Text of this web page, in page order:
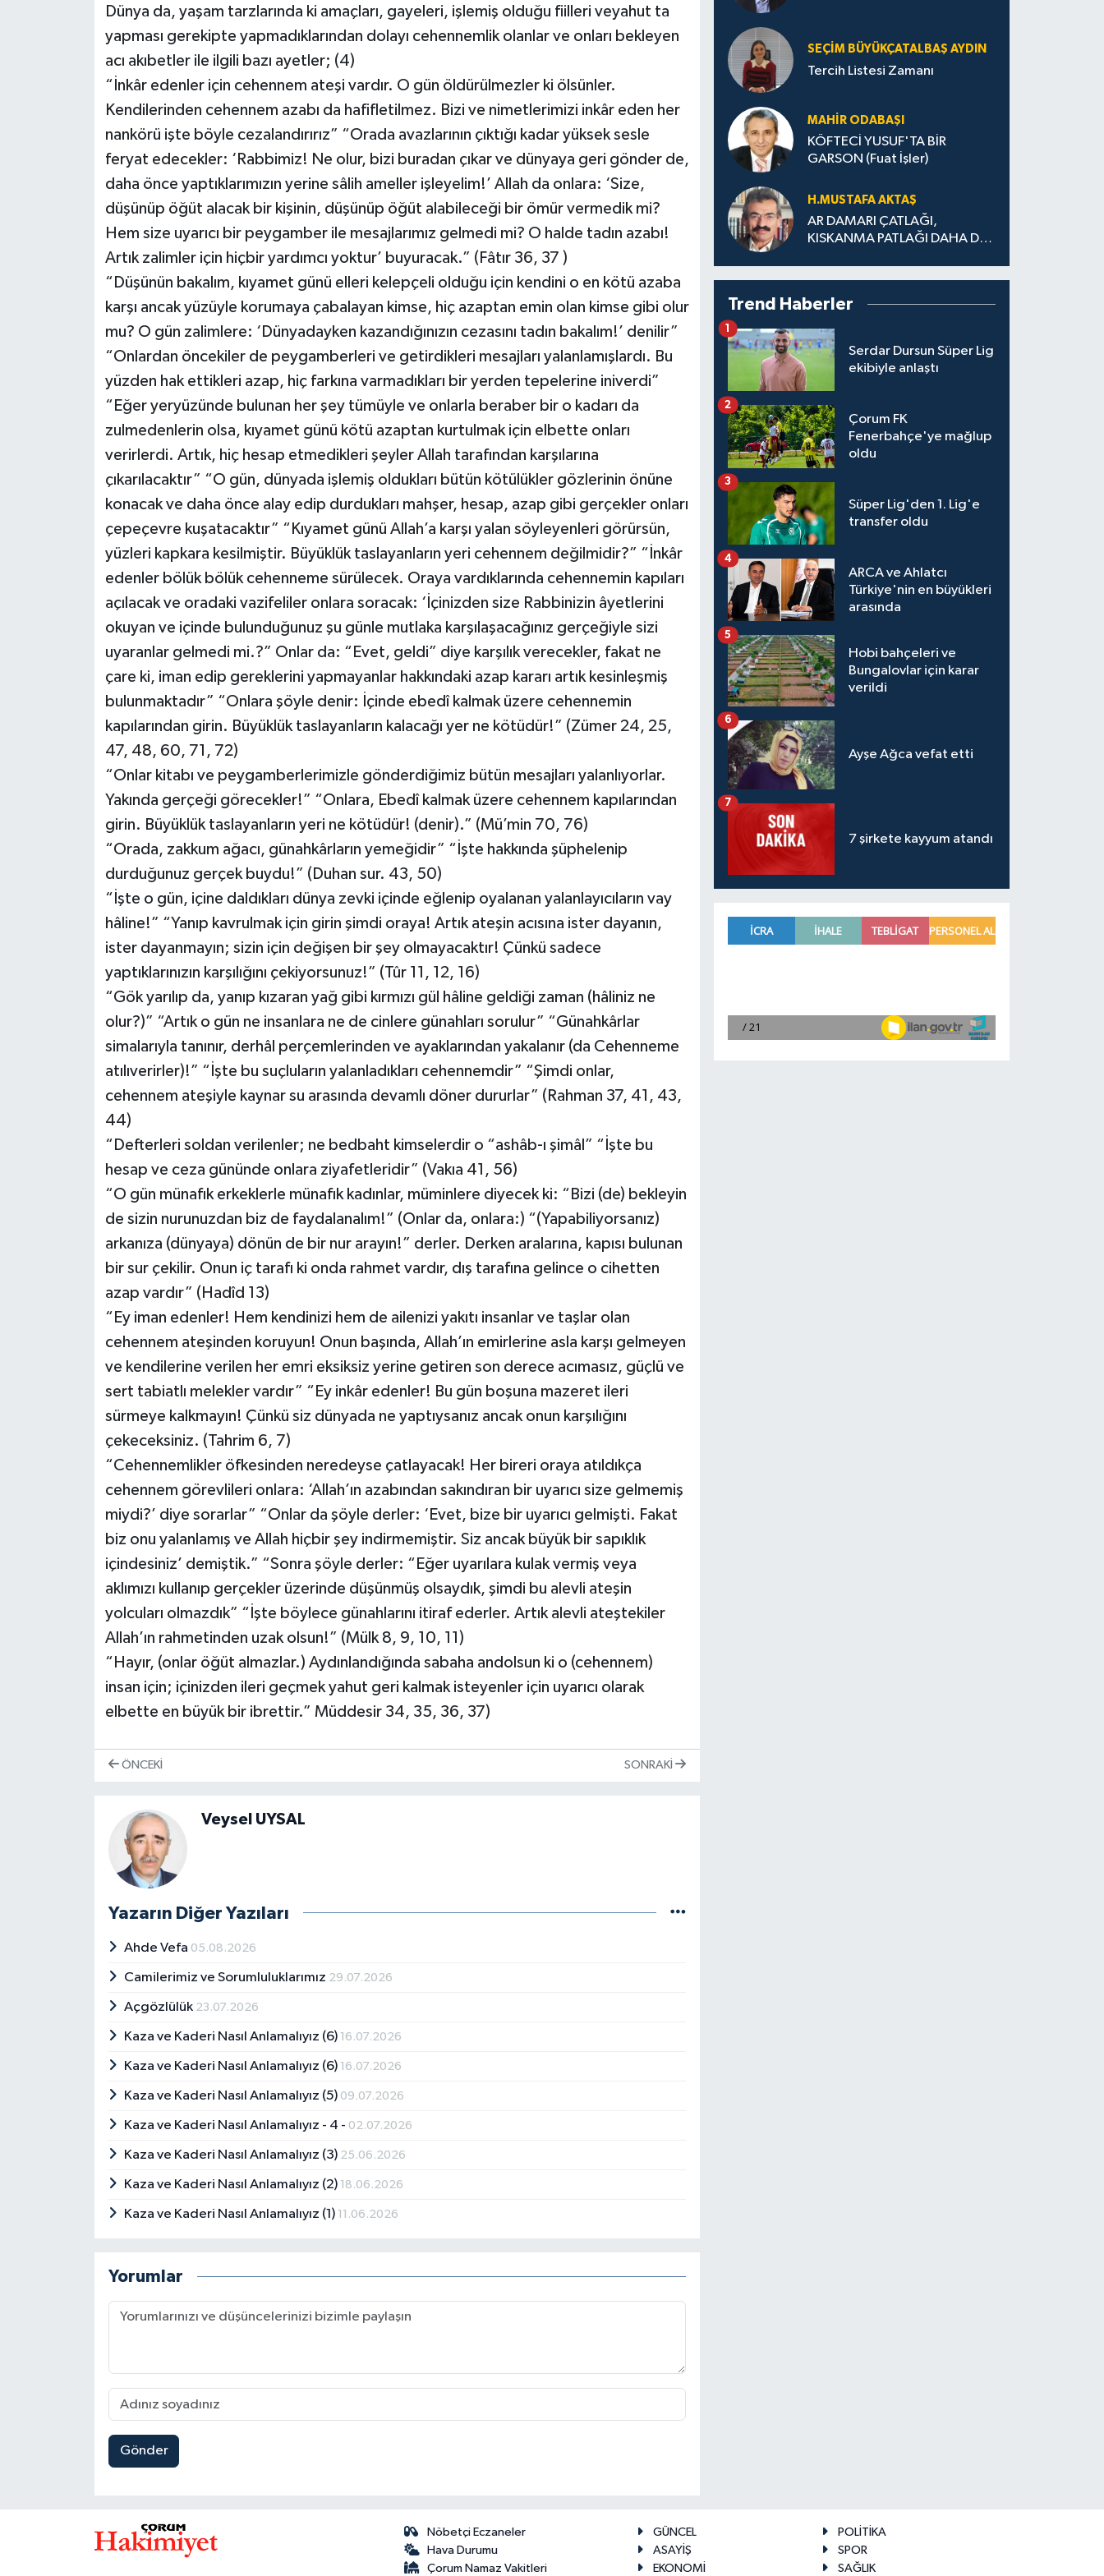
Dünya da, yaşam tarzlarında ki amaçları, gayeleri, işlemiş olduğu fiilleri veyahut ta
yapması gerekipte yapmadıklarından dolayı cehennemlik olanlar ve onları bekleyen
acı akıbetler ile ilgili bazı ayetler; (4)
“İnkâr edenler için cehennem ateşi vardır. O gün öldürülmezler ki ölsünler.
Kendilerinden cehennem azabı da hafifletilmez. Bizi ve nimetlerimizi inkâr eden her
nankörü işte böyle cezalandırırız” “Orada avazlarının çıktığı kadar yüksek sesle
feryat edecekler: ‘Rabbimiz! Ne olur, bizi buradan çıkar ve dünyaya geri gönder de,
daha önce yaptıklarımızın yerine sâlih ameller işleyelim!’ Allah da onlara: ‘Size,
düşünüp öğüt alacak bir kişinin, düşünüp öğüt alabileceği bir ömür vermedik mi?
Hem size uyarıcı bir peygamber ile mesajlarımız gelmedi mi? O halde tadın azabı!
Artık zalimler için hiçbir yardımcı yoktur’ buyuracak.” (Fâtır 36, 37 )
“Düşünün bakalım, kıyamet günü elleri kelepçeli olduğu için kendini o en kötü azaba
karşı ancak yüzüyle korumaya çabalayan kimse, hiç azaptan emin olan kimse gibi olur
mu? O gün zalimlere: ‘Dünyadayken kazandığınızın cezasını tadın bakalım!’ denilir”
“Onlardan öncekiler de peygamberleri ve getirdikleri mesajları yalanlamışlardı. Bu
yüzden hak ettikleri azap, hiç farkına varmadıkları bir yerden tepelerine iniverdi”
“Eğer yeryüzünde bulunan her şey tümüyle ve onlarla beraber bir o kadarı da
zulmedenlerin olsa, kıyamet günü kötü azaptan kurtulmak için elbette onları
verirlerdi. Artık, hiç hesap etmedikleri şeyler Allah tarafından karşılarına
çıkarılacaktır” “O gün, dünyada işlemiş oldukları bütün kötülükler gözlerinin önüne
konacak ve daha önce alay edip durdukları mahşer, hesap, azap gibi gerçekler onları
çepeçevre kuşatacaktır” “Kıyamet günü Allah’a karşı yalan söyleyenleri görürsün,
yüzleri kapkara kesilmiştir. Büyüklük taslayanların yeri cehennem değilmidir?” “İnkâr
edenler bölük bölük cehenneme sürülecek. Oraya vardıklarında cehennemin kapıları
açılacak ve oradaki vazifeliler onlara soracak: ‘İçinizden size Rabbinizin âyetlerini
okuyan ve içinde bulunduğunuz şu günle mutlaka karşılaşacağınız gerçeğiyle sizi
uyaranlar gelmedi mi.?” Onlar da: “Evet, geldi” diye karşılık verecekler, fakat ne
çare ki, iman edip gereklerini yapmayanlar hakkındaki azap kararı artık kesinleşmiş
bulunmaktadır” “Onlara şöyle denir: İçinde ebedî kalmak üzere cehennemin
kapılarından girin. Büyüklük taslayanların kalacağı yer ne kötüdür!” (Zümer 24, 25,
47, 48, 60, 71, 72)
“Onlar kitabı ve peygamberlerimizle gönderdiğimiz bütün mesajları yalanlıyorlar.
Yakında gerçeği görecekler!” “Onlara, Ebedî kalmak üzere cehennem kapılarından
girin. Büyüklük taslayanların yeri ne kötüdür! (denir).” (Mü’min 70, 76)
“Orada, zakkum ağacı, günahkârların yemeğidir” “İşte hakkında şüphelenip
durduğunuz gerçek buydu!” (Duhan sur. 43, 50)
“İşte o gün, içine daldıkları dünya zevki içinde eğlenip oyalanan yalanlayıcıların vay
hâline!” “Yanıp kavrulmak için girin şimdi oraya! Artık ateşin acısına ister dayanın,
ister dayanmayın; sizin için değişen bir şey olmayacaktır! Çünkü sadece
yaptıklarınızın karşılığını çekiyorsunuz!” (Tûr 11, 12, 16)
“Gök yarılıp da, yanıp kızaran yağ gibi kırmızı gül hâline geldiği zaman (hâliniz ne
olur?)” “Artık o gün ne insanlara ne de cinlere günahları sorulur” “Günahkârlar
simalarıyla tanınır, derhâl perçemlerinden ve ayaklarından yakalanır (da Cehenneme
atılıverirler)!” “İşte bu suçluların yalanladıkları cehennemdir” “Şimdi onlar,
cehennem ateşiyle kaynar su arasında devamlı döner dururlar” (Rahman 37, 41, 43,
44)
“Defterleri soldan verilenler; ne bedbaht kimselerdir o “ashâb-ı şimâl” “İşte bu
hesap ve ceza gününde onlara ziyafetleridir” (Vakıa 41, 56)
“O gün münafık erkeklerle münafık kadınlar, müminlere diyecek ki: “Bizi (de) bekleyin
de sizin nurunuzdan biz de faydalanalım!” (Onlar da, onlara:) “(Yapabiliyorsanız)
arkanıza (dünyaya) dönün de bir nur arayın!” derler. Derken aralarına, kapısı bulunan
bir sur çekilir. Onun iç tarafı ki onda rahmet vardır, dış tarafına gelince o cihetten
azap vardır” (Hadîd 13)
“Ey iman edenler! Hem kendinizi hem de ailenizi yakıtı insanlar ve taşlar olan
cehennem ateşinden koruyun! Onun başında, Allah’ın emirlerine asla karşı gelmeyen
ve kendilerine verilen her emri eksiksiz yerine getiren son derece acımasız, güçlü ve
sert tabiatlı melekler vardır” “Ey inkâr edenler! Bu gün boşuna mazeret ileri
sürmeye kalkmayın! Çünkü siz dünyada ne yaptıysanız ancak onun karşılığını
çekeceksiniz. (Tahrim 6, 7)
“Cehennemlikler öfkesinden neredeyse çatlayacak! Her bireri oraya atıldıkça
cehennem görevlileri onlara: ‘Allah’ın azabından sakındıran bir uyarıcı size gelmemiş
miydi?’ diye sorarlar” “Onlar da şöyle derler: ‘Evet, bize bir uyarıcı gelmişti. Fakat
biz onu yalanlamış ve Allah hiçbir şey indirmemiştir. Siz ancak büyük bir sapıklık
içindesiniz’ demiştik.” “Sonra şöyle derler: “Eğer uyarılara kulak vermiş veya
aklımızı kullanıp gerçekler üzerinde düşünmüş olsaydık, şimdi bu alevli ateşin
yolcuları olmazdık” “İşte böylece günahlarını itiraf ederler. Artık alevli ateştekiler
Allah’ın rahmetinden uzak olsun!” (Mülk 8, 9, 10, 11)
“Hayır, (onlar öğüt almazlar.) Aydınlandığında sabaha andolsun ki o (cehennem)
insan için; içinizden ileri geçmek yahut geri kalmak isteyenler için uyarıcı olarak
elbette en büyük bir ibrettir.” Müddesir 34, 35, 36, 37)
ÖNCEKI SONRAKI
Veysel UYSAL
Yazarın Diğer Yazıları
Ahde Vefa 05.08.2026
Camilerimiz ve Sorumluluklarımız 29.07.2026
Açgözlülük 23.07.2026
Kaza ve Kaderi Nasıl Anlamalıyız (6) 16.07.2026
Kaza ve Kaderi Nasıl Anlamalıyız (6) 16.07.2026
Kaza ve Kaderi Nasıl Anlamalıyız (5) 09.07.2026
Kaza ve Kaderi Nasıl Anlamalıyız - 4 - 02.07.2026
Kaza ve Kaderi Nasıl Anlamalıyız (3) 25.06.2026
Kaza ve Kaderi Nasıl Anlamalıyız (2) 18.06.2026
Kaza ve Kaderi Nasıl Anlamalıyız (1) 11.06.2026
Yorumlar
Gönder
SEÇIM BÜYÜKÇATALBAŞ AYDIN
Tercih Listesi Zamanı
MAHIR ODABAŞI
KÖFTECİ YUSUF'TA BİR
GARSON (Fuat İşler)
H.MUS­TA­FA AK­TAŞ
AR DAMARI ÇATLAĞI,
KISKANMA PATLAĞI DAHA DA
Trend Haberler
Serdar Dursun Süper Lig
ekibiyle anlaştı
1
Çorum FK
Fenerbahçe'ye mağlup
oldu
2
Süper Lig'den 1. Lig'e
transfer oldu
3
ARCA ve Ahlatcı
Türkiye'nin en büyükleri
arasında
4
Hobi bahçeleri ve
Bungalovlar için karar
verildi
5
Ayşe Ağca vefat etti
6
7 şirkete kayyum atandı
7
Nöbetçi Eczaneler
Hava Durumu
Çorum Namaz Vakitleri
GÜNCEL
POLİTİKA
ASAYİŞ
SPOR
EKONOMİ
SAĞLIK
TEKNOLOJİ